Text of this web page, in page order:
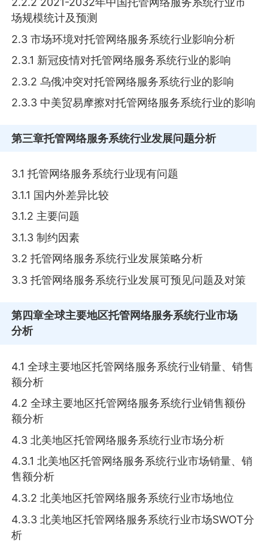
场规模统计及预测
2.3 市场环境对托管网络服务系统行业影响分析
2.3.1 新冠疫情对托管网络服务系统行业的影响
2.3.2 乌俄冲突对托管网络服务系统行业的影响
2.3.3 中美贸易摩擦对托管网络服务系统行业的影响
第三章托管网络服务系统行业发展问题分析
3.1 托管网络服务系统行业现有问题
3.1.1 国内外差异比较
3.1.2 主要问题
3.1.3 制约因素
3.2 托管网络服务系统行业发展策略分析
3.3 托管网络服务系统行业发展可预见问题及对策
第四章全球主要地区托管网络服务系统行业市场
分析
4.1 全球主要地区托管网络服务系统行业销量、销售
额分析
4.2 全球主要地区托管网络服务系统行业销售额份
额分析
4.3 北美地区托管网络服务系统行业市场分析
4.3.1 北美地区托管网络服务系统行业市场销量、销
售额分析
4.3.2 北美地区托管网络服务系统行业市场地位
4.3.3 北美地区托管网络服务系统行业市场SWOT分
析